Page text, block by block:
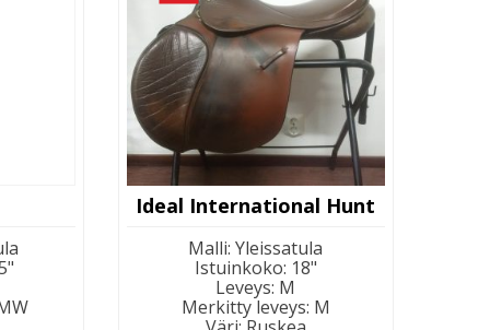
Ideal International Hunt
Malli:Yleissatula
Istuinkoko: 18"
Leveys: M
Merkitty leveys: M